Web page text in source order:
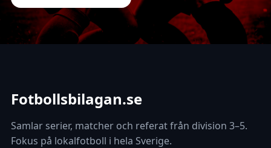
Fotbollsbilagan.se
Samlar serier, matcher och referat från division 3–5.
Fokus på lokalfotboll i hela Sverige.